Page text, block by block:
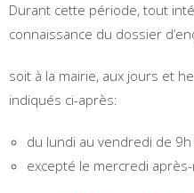
Durant cette période, tout
connaissance du dossier
soit à la mairie, aux jours et
indiqués ci-après:
du lundi au vendredi de
excepté le mercredi